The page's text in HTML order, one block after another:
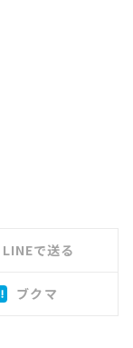
LINEで送る
ブクマ